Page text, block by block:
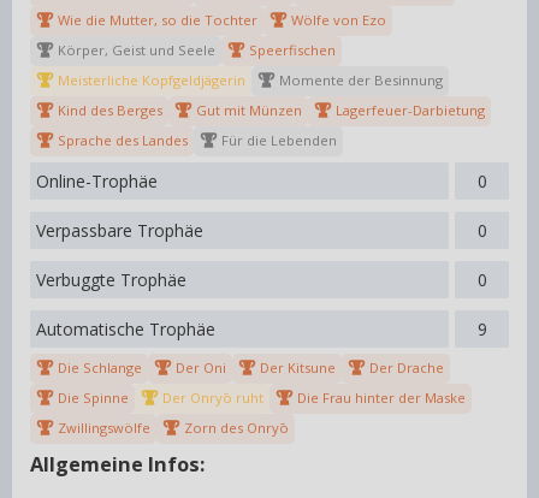
Wie die Mutter, so die Tochter
Wölfe von Ezo
Körper, Geist und Seele
Speerfischen
Meisterliche Kopfgeldjägerin
Momente der Besinnung
Kind des Berges
Gut mit Münzen
Lagerfeuer-Darbietung
Sprache des Landes
Für die Lebenden
Online-Trophäe 0
Verpassbare Trophäe 0
Verbuggte Trophäe 0
Automatische Trophäe 9
Die Schlange Der Oni Der Kitsune
Der Drache
Die Spinne
Der Onryō ruht
Die Frau hinter der Maske
Zwillingswölfe
Zorn des Onryō
Allgemeine Infos: